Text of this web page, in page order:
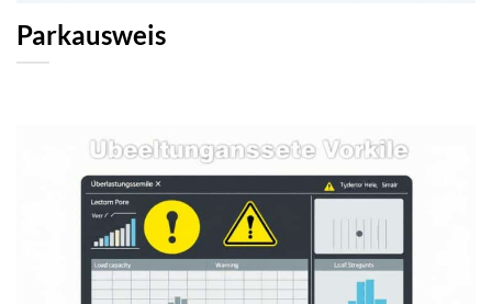
Parkausweis